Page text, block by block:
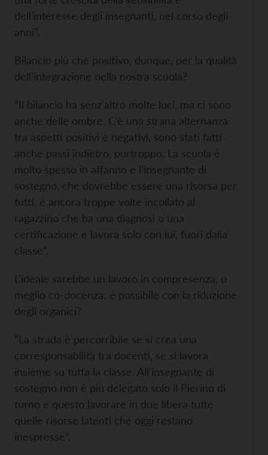
dell’interesse degli insegnanti, nel corso degli
anni”.
Bilancio più che positivo, dunque, per la qualità
dell’integrazione nella nostra scuola?
“Il bilancio ha senz’altro molte luci, ma ci sono
anche delle ombre. C’è una strana alternanza
tra aspetti positivi e negativi, sono stati fatti
anche passi indietro, purtroppo. La scuola è
molto spesso in affanno e l’insegnante di
sostegno, che dovrebbe essere una risorsa per
tutti, è ancora troppe volte incollato al
ragazzino che ha una diagnosi o una
certificazione e lavora solo con lui, fuori dalla
classe”.
L’ideale sarebbe un lavoro in compresenza, o
meglio co-docenza: è possibile con la riduzione
degli organici?
”La strada è percorribile se si crea una
corresponsabilità tra docenti, se si lavora
insieme su tutta la classe. All’insegnante di
sostegno non è più delegato solo il Pierino di
turno e questo lavorare in due libera tutte
quelle risorse latenti che oggi restano
inespresse”.